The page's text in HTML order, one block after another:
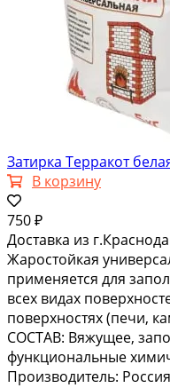
Затирка Терракот
В корзину
750 ₽
Доставка из
Жаростойкая
применяется для
всех видах
поверхностях (печи,
СОСТАВ: Вяжущее,
функциональные
Производитель: